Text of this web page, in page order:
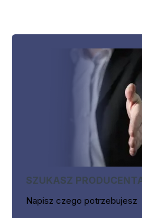
SZUKASZ
Napisz czego potrzebujesz